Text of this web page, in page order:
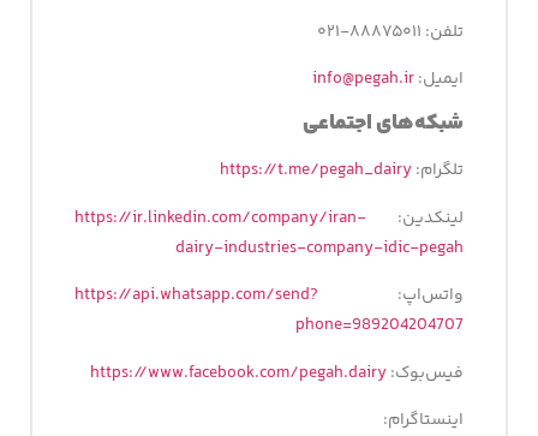
تلفن: ۸۸۸۷۵۰۱۱-۰۲۱
ایمیل:info@pegah.ir
شبکه­‌های اجتماعی
تلگرام:https://t.me/pegah_dairy
لینکدین: https://ir.linkedin.com/company/iran-
dairy-industries-company-idic-pegah
واتس‌اپ: https://api.whatsapp.com/send?
phone=989204204707
فیس‌بوک:https://www.facebook.com/pegah.dairy
اینستاگرام: